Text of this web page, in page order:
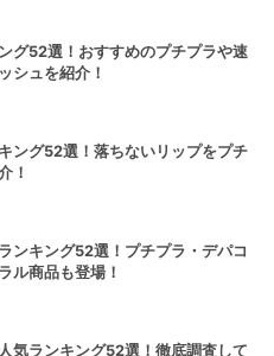
グ52選！おすすめのプチプラや速
シュを紹介！
ング52選！落ちないリップをプチ
！
ンキング52選！プチプラ・デパコ
ル商品も登場！
気ランキング52選！徹底調査して